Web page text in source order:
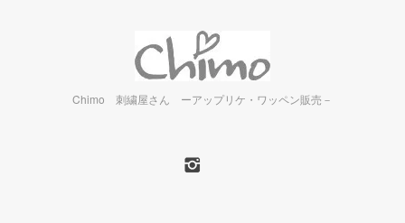
Chimo 刺繍屋さん ーアップリケ・ワッペン販売－